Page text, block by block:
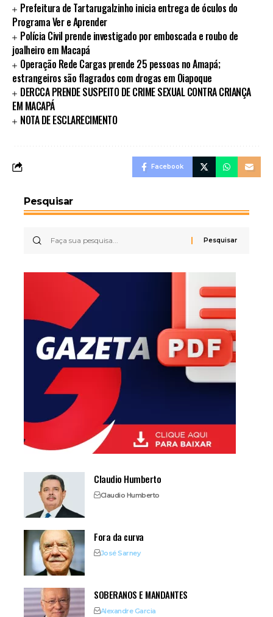
Prefeitura de Tartarugalzinho inicia entrega de óculos do
Programa Ver e Aprender
Polícia Civil prende investigado por emboscada e roubo de
joalheiro em Macapá
Operação Rede Cargas prende 25 pessoas no Amapá;
estrangeiros são flagrados com drogas em Oiapoque
DERCCA PRENDE SUSPEITO DE CRIME SEXUAL CONTRA CRIANÇA
EM MACAPÁ
NOTA DE ESCLARECIMENTO
Facebook
Pesquisar
Claudio Humberto
Claudio Humberto
Fora da curva
José Sarney
SOBERANOS E MANDANTES
Alexandre Garcia